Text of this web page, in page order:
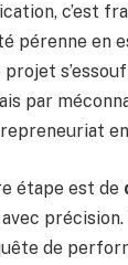
c’est
pérenne en
par
étape est de
avec précision.
de